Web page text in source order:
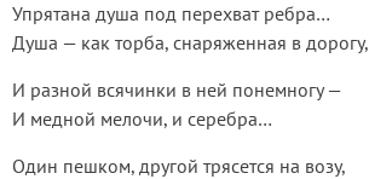
Упрятана душа под перехват ребра…
Душа — как торба, снаряженная в дорогу,
И разной всячинки в ней понемногу —
И медной мелочи, и серебра…
Один пешком, другой трясется на возу,